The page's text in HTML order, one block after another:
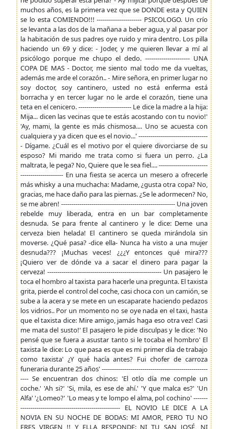
muchos años, es la primera vez que se DONDE esta y QUIEN
se lo esta COMIENDO!!! ---------------------- PSICOLOGO. Un crío
se levanta a las dos de la mañana a beber agua, y al pasar por
la habitación de sus padres oye ruido y mira dentro. Los pilla
haciendo un 69 y dice: - Joder, y me quieren llevar a mí al
psicólogo porque me chupo el dedo. ---------------------- UNA
COPA DE MAS - Doctor, me siento mal todo me da vueltas,
además me arde el corazón.. - Mire señora, en primer lugar no
soy doctor, soy cantinero, usted no está enferma está
borracha y en tercer lugar no le arde el corazón, tiene una
teta en el cenicero. -------------------------- Le dice la madre a la hija:
Mija... dicen las vecinas que te estás acostando con tu novio!'
'Ay, mami, la gente es más chismosa.... Uno se acuesta con
cualquiera y ya dicen que es el novio...' ----------------------------------
- Dígame. ¿Cuál es el motivo por el quiere divorciarse de su
esposo? Mi marido me trata como si fuera un perro. ¿La
maltrata, le pega? No, Quiere que le sea fiel.... ------------------------
--------------------- En una fiesta se acerca un mesero a ofrecerle
más whisky a una muchacha: Madame, ¿gusta otra copa? No,
gracias, me hace daño para las piernas. ¿Se le adormecen? No,
se me abren! -------------------------------------------------------- Una joven
rebelde muy liberada, entra en un bar completamente
desnuda. Se para frente al cantinero y le dice: Deme una
cerveza bien helada! El cantinero se queda mirándola sin
moverse. ¿Qué pasa? -dice ella- Nunca ha visto a una mujer
desnuda??? ¡Muchas veces! ¿¿¿Y entonces qué mira???
¡Quiero ver de dónde va a sacar el dinero para pagar la
cerveza! -------------------------------------------------------- Un pasajero le
toca el hombro al taxista para hacerle una pregunta. El taxista
grita, pierde el control del coche, casi choca con un camión, se
sube a la acera y se mete en un escaparate haciendo pedazos
los vidrios.. Por un momento no se oye nada en el taxi, hasta
que el taxista dice: Mire amigo, jamás haga eso otra vez! Casi
me mata del susto!' El pasajero le pide disculpas y le dice: 'No
pensé que se fuera a asustar tanto si le tocaba el hombro' El
taxista le dice: Lo que pasa es que es mi primer día de trabajo
como taxista' ¿Y qué hacía antes? Fui chofer de carroza
funeraria durante 25 años' ----------------------------------------------------
---- Se encuentran dos chinos: 'El otlo día me comple un
coche.' 'Ah si?' 'Si, mila, es ese de ahí.' 'Y que malca es?' 'Un
Alfa' '¿Lomeo?' 'Lo meas y te lompo el alma, pol cochino' -------
------------------------------------------------- EL NOVIO LE DICE A LA
NOVIA EN SU NOCHE DE BODAS: MI AMOR, PERO TU NO
ERES VIRGEN !! Y ELLA RESPONDE: NI TU SAN JOSÉ, NI